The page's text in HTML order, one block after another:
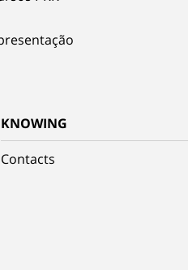
KNOWING
Contacts